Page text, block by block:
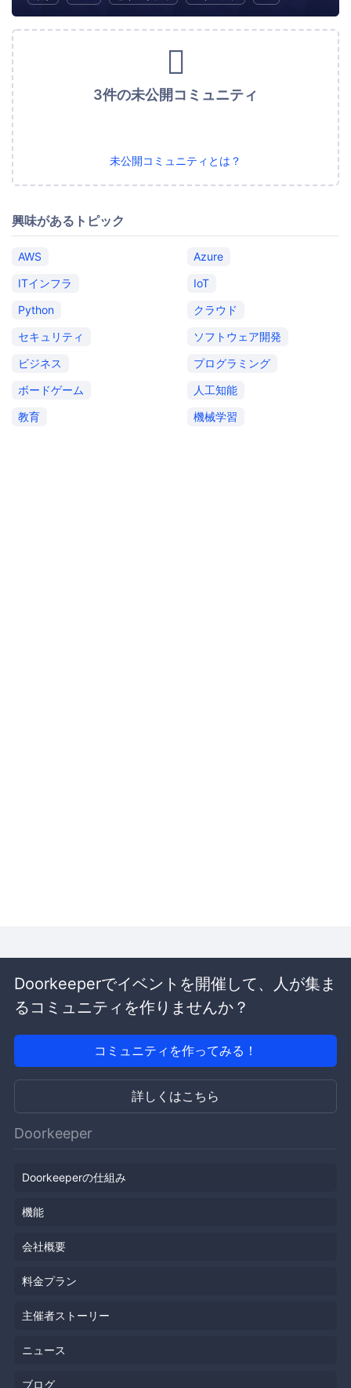
3件の未公開コミュニティ
未公開コミュニティとは？
興味があるトピック
AWS
Azure
ITインフラ
IoT
Python
クラウド
セキュリティ
ソフトウェア開発
ビジネス
プログラミング
ボードゲーム
人工知能
教育
機械学習
Doorkeeperでイベントを開催して、人が集ま
るコミュニティを作りませんか？
コミュニティを作ってみる！
詳しくはこちら
Doorkeeper
Doorkeeperの仕組み
機能
会社概要
料金プラン
主催者ストーリー
ニュース
ブログ